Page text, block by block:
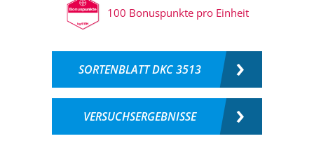
100 Bonuspunkte pro Einheit
SORTENBLATT DKC 3513
VERSUCHSERGEBNISSE